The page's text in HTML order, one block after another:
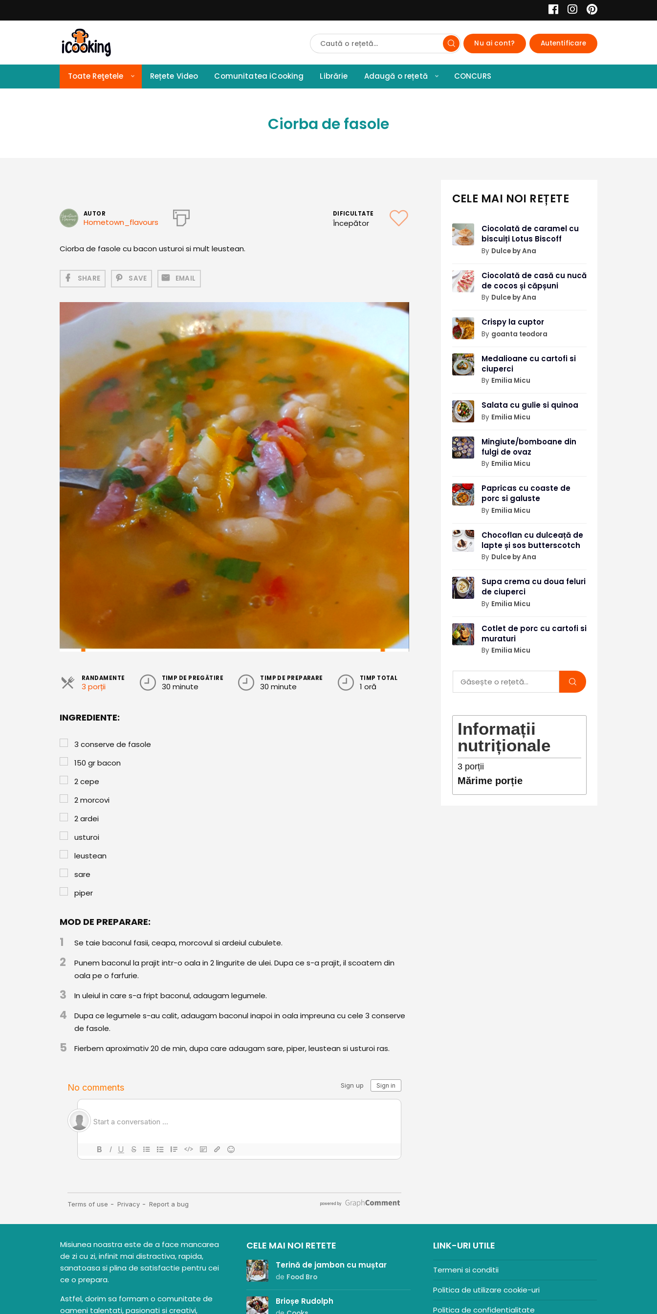
Cauta
Retete
Nu ai cont? Autentificare
Toate Reţetele Rețete Video Comunitatea iCooking Librărie Adaugă o rețetă CONCURS
Ciorba de fasole
AUTOR
Hometown_flavours
DIFICULTATE
Începător
Ciorba de fasole cu bacon usturoi si mult leustean.
SHARE SAVE EMAIL
RANDAMENTE
3 porții
TIMP DE PREGĂTIRE
30 minute
TIMP DE PREPARARE
30 minute
TIMP TOTAL
1 oră
INGREDIENTE:
3 conserve de fasole
150 grbacon
2cepe
2morcovi
2ardei
usturoi
leustean
sare
piper
MOD DE PREPARARE:
1 Se taie baconul fasii, ceapa, morcovul si ardeiul cubulete.
2
Punem baconul la prajit intr-o oala in 2 lingurite de ulei. Dupa ce s-a prajit, il scoatem din
oala pe o farfurie.
3 In uleiul in care s-a fript baconul, adaugam legumele.
4
Dupa ce legumele s-au calit, adaugam baconul inapoi in oala impreuna cu cele 3 conserve
de fasole.
5 Fierbem aproximativ 20 de min, dupa care adaugam sare, piper, leustean si usturoi ras.
CELE MAI NOI REȚETE
Ciocolată de caramel cu
biscuiți Lotus Biscoff
By Dulce by Ana
Ciocolată de casă cu nucă
de cocos și căpșuni
By Dulce by Ana
Crispy la cuptor
By goanta teodora
Medalioane cu cartofi si
ciuperci
By Emilia Micu
Salata cu gulie si quinoa
By Emilia Micu
Mingiute/bomboane din
fulgi de ovaz
By Emilia Micu
Papricas cu coaste de
porc si galuste
By Emilia Micu
Chocoflan cu dulceață de
lapte și sos butterscotch
By Dulce by Ana
Supa crema cu doua feluri
de ciuperci
By Emilia Micu
Cotlet de porc cu cartofi si
muraturi
By Emilia Micu
Informații
nutriționale
3porții
Mărime porție
Misiunea noastra este de a face mancarea
de zi cu zi, infinit mai distractiva, rapida,
sanatoasa si plina de satisfactie pentru cei
ce o prepara.
Astfel, dorim sa formam o comunitate de
oameni talentati, pasionati si creativi,
CELE MAI NOI RETETE
Terină de jambon cu muștar
de Food Bro
Brioșe Rudolph
LINK-URI UTILE
Termeni si conditii
Politica de utilizare cookie-uri
Politica de confidentialitate